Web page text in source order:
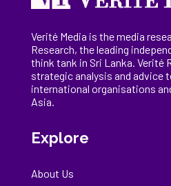
Verité Media is the media
Research, theleading
think tank in Sri Lanka. Verité
strategic analysis and advice
international organisations
Asia.
Explore
About Us